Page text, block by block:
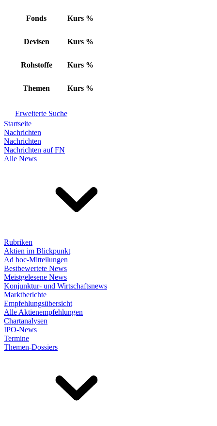
Fonds Kurs %
Devisen Kurs %
Rohstoffe Kurs %
Themen Kurs %
Erweiterte Suche
Startseite
Nachrichten
Nachrichten
Nachrichten auf FN
Alle News
Rubriken
Aktien im Blickpunkt
Ad hoc-Mitteilungen
Bestbewertete News
Meistgelesene News
Konjunktur- und Wirtschaftsnews
Marktberichte
Empfehlungsübersicht
Alle Aktienempfehlungen
Chartanalysen
IPO-News
Termine
Themen-Dossiers